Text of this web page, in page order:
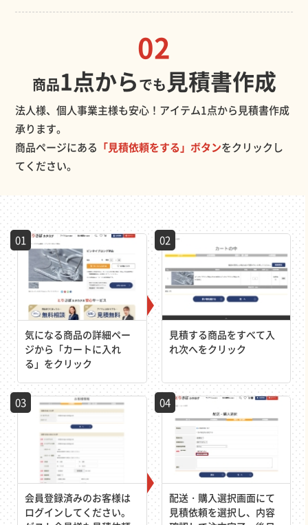
02
商品1点からでも 見積書作成
法人様、個人事業主様も安心！アイテム1点から見積書作成
承ります。
商品ページにある 「見積依頼をする」ボタンをクリックし
てください。
01
気になる商品の詳細ペー
ジから「カートに入れ
る」をクリック
02
見積する商品をすべて入
れ次へをクリック
03
会員登録済みのお客様は
ログインしてください。
04
配送・購入選択画面にて
見積依頼を選択し、内容